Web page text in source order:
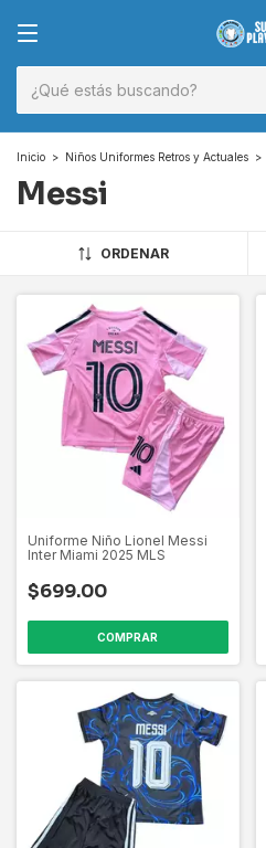
Inicio > Niños Uniformes Retros y Actuales >
Messi
ORDENAR
Uniforme Niño Lionel Messi
Inter Miami 2025 MLS
$699.00
COMPRAR